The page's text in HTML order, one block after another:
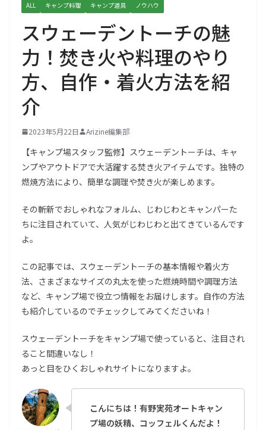
ALL キャンプ料理 キャンプ道具 ノウハウ
スウェーデントーチの魅
力！焚き火や料理のやり
方、自作・着火方法を紹
介
2023年5月22日 Arizine編集部
【キャンプ場スタッフ監修】スウェーデントーチは、キャ
ンプやアウトドアで大活躍する焚き火アイテムです。独特の
燃焼方法により、簡単な調理や焚き火が楽しめます。
その斬新でおしゃれなフォルム、じわじわとキャンパーた
ちに注目されていて、人気がじわじわと出てきているんです
よ。
この記事では、スウェーデントーチの基本情報や着火方
法、さまざまなサイズの丸太を使った燃焼時間や調理方法
など、キャンプ場で役立つ情報をお届けします。自作の方法
も紹介しているのでチェックしてみてくださいね！
スウェーデントーチをキャンプ場で使っていると、注目され
ること間違いなし！
あっと目をひくおしゃれサイトになりますよ。
こんにちは！有野実苑オートキャン
プ場の妖精、コッフェルくんだよ！